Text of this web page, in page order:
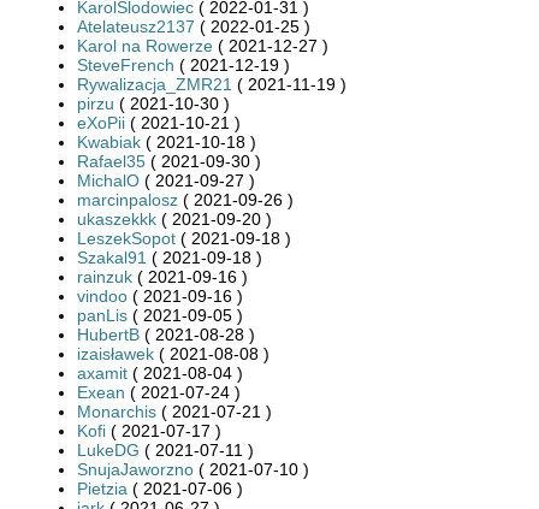
KarolSlodowiec ( 2022-01-31 )
Atelateusz2137 ( 2022-01-25 )
Karol na Rowerze ( 2021-12-27 )
SteveFrench ( 2021-12-19 )
Rywalizacja_ZMR21 ( 2021-11-19 )
pirzu ( 2021-10-30 )
eXoPii ( 2021-10-21 )
Kwabiak ( 2021-10-18 )
Rafael35 ( 2021-09-30 )
MichalO ( 2021-09-27 )
marcinpalosz ( 2021-09-26 )
ukaszekkk ( 2021-09-20 )
LeszekSopot ( 2021-09-18 )
Szakal91 ( 2021-09-18 )
rainzuk ( 2021-09-16 )
vindoo ( 2021-09-16 )
panLis ( 2021-09-05 )
HubertB ( 2021-08-28 )
izaisławek ( 2021-08-08 )
axamit ( 2021-08-04 )
Exean ( 2021-07-24 )
Monarchis ( 2021-07-21 )
Kofi ( 2021-07-17 )
LukeDG ( 2021-07-11 )
SnujaJaworzno ( 2021-07-10 )
Pietzia ( 2021-07-06 )